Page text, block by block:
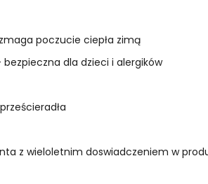
poczucie ciepła zimą
bezpieczna dla dzieci i alergików
z wieloletnim doswiadczeniem w